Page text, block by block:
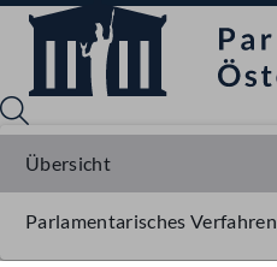
Übersicht
Parlamentarisches Verfahren